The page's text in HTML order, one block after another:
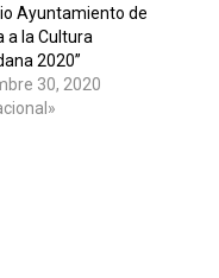
Ayuntamiento de
a la Cultura
2020”
30, 2020